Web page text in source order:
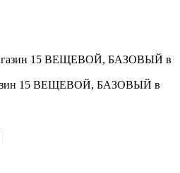
15 ВЕЩЕВОЙ, БАЗОВЫЙ в